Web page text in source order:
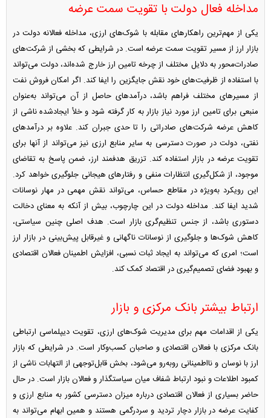
مداخله فعال دولت با تقویت سمت عرضه
یکی از مهم‌ترین راهکارهای مقابله با شوک‌های ارزی، مداخله فعالانه دولت در
بازار ارز از مسیر تقویت سمت عرضه است. در شرایطی که بخشی از شرکت‌های
صادرات‌محور به دلایل مختلف از چرخه تامین ارز خارج شده‌اند، دولت می‌تواند
با استفاده از ظرفیت‌های خود نقش جایگزین را ایفا کند. اگر امکان فروش نفت
از مسیرهای مختلف فراهم باشد، درآمدهای حاصل از آن می‌تواند به‌عنوان
منبعی برای تامین ارز مورد نیاز بازار به کار گرفته شود و خلأ ایجادشده ناشی از
کاهش عرضه شرکت‌های صادراتی را تا حدی جبران کند. علاوه بر درآمدهای
نفتی، دولت در صورت دسترسی به سایر منابع ارزی نیز می‌تواند از آنها برای
تقویت عرضه در بازار استفاده کند. تزریق هدفمند ارز، ضمن پاسخ به تقاضای
موجود، از شکل‌گیری انتظارات منفی و رفتارهای هیجانی جلوگیری خواهد کرد.
این رویکرد به‌ویژه در مقاطع حساس، می‌تواند نقش مهمی در مهار نوسانات
شدید ایفا کند. مداخله دولت در این چارچوب، بیش از آنکه به معنای دخالت
دستوری باشد، از جنس تنظیم‌گری بازار است. هدف اصلی چنین سیاستی،
کاهش شوک‌ها و جلوگیری از نوسانات ناگهانی و غیرقابل پیش‌بینی در بازار ارز
است؛ امری که می‌تواند به ایجاد ثبات نسبی، افزایش اطمینان فعالان اقتصادی
و بهبود فضای تصمیم‌گیری در اقتصاد کمک کند.
ارتباط بیشتر بانک مرکزی و بازار
یکی از اقدامات مهم برای مدیریت شوک‌های ارزی، تقویت دیپلماسی ارتباطی
بانک مرکزی با فعالان اقتصادی و صاحبان کسب‌وکار است. در شرایطی که بازار
ارز با نوسان و نااطمینانی روبه‌رو می‌شود، بخش قابل‌توجهی از التهابات ناشی از
کمبود اطلاعات و نبود ارتباط شفاف میان سیاستگذار و فعالان بازار است. در حال
حاضر بسیاری از فعالان اقتصادی درباره میزان دسترسی کشور به منابع ارزی و
کفایت عرضه در بازار دچار تردید و سردرگمی هستند و همین ابهام می‌تواند به